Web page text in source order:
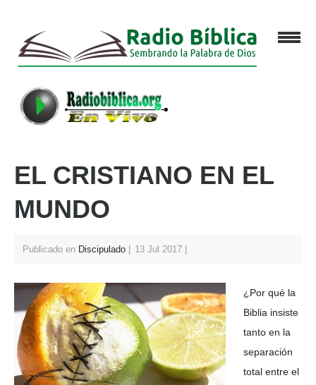
EL CRISTIANO EN EL
MUNDO
Publicado en Discipulado 13 Jul 2017
¿Por qué la
Biblia insiste
tanto en la
separación
total entre el